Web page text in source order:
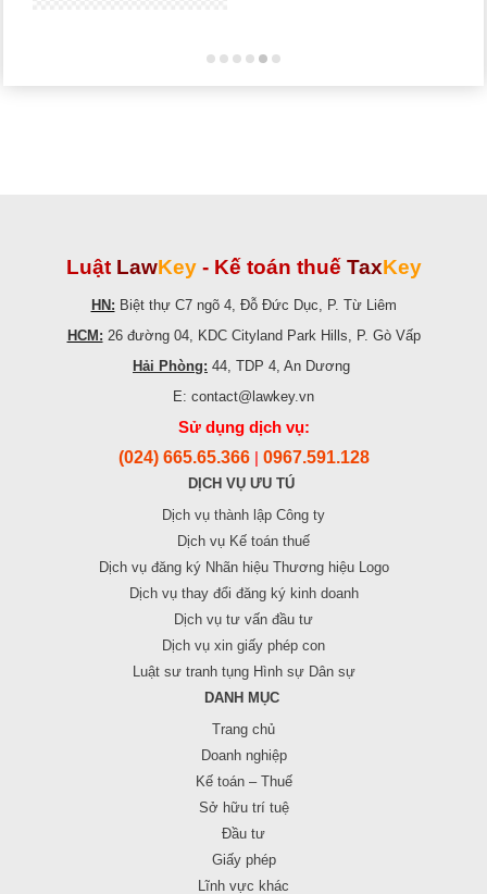
Luật LawKey - Kế toán thuế TaxKey
HN: Biệt thự C7 ngõ 4, Đỗ Đức Dục, P. Từ Liêm
HCM: 26 đường 04, KDC Cityland Park Hills, P. Gò Vấp
Hải Phòng: 44, TDP 4, An Dương
E: contact@lawkey.vn
Sử dụng dịch vụ:
(024) 665.65.366 0967.591.128
DỊCH VỤ ƯU TÚ
Dịch vụ thành lập Công ty
Dịch vụ Kế toán thuế
Dịch vụ đăng ký Nhãn hiệu Thương hiệu Logo
Dịch vụ thay đổi đăng ký kinh doanh
Dịch vụ tư vấn đầu tư
Dịch vụ xin giấy phép con
Luật sư tranh tụng Hình sự Dân sự
DANH MỤC
Trang chủ
Doanh nghiệp
Kế toán – Thuế
Sở hữu trí tuệ
Đầu tư
Giấy phép
Lĩnh vực khác